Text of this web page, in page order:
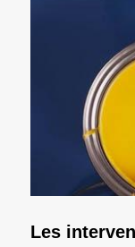
Les